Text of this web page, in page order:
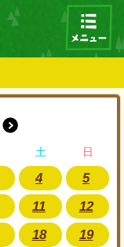
土 日
4
5
11
12
18
19